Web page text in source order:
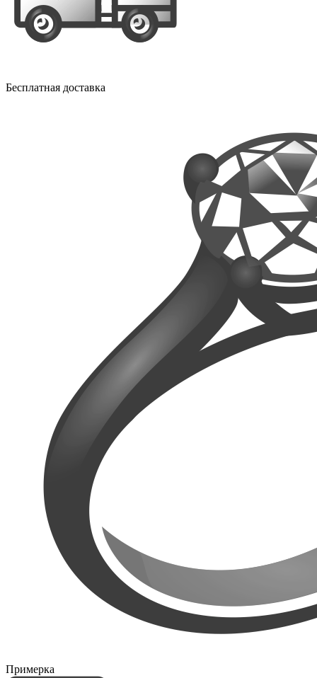
Бесплатная доставка
Примерка